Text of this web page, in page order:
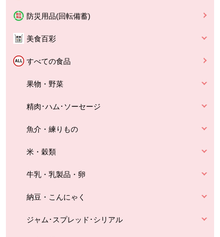
防災用品(回転備蓄)
美食百彩
すべての食品
果物・野菜
精肉･ハム･ソーセージ
魚介・練りもの
米・穀類
牛乳・乳製品・卵
納豆・こんにゃく
ジャム･スプレッド･シリアル